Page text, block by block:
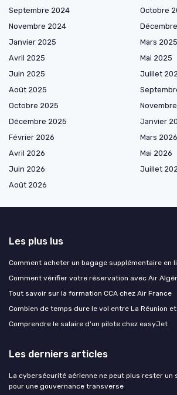
Septembre 2024
Octobre
Novembre 2024
Janvier 2025
Mars 2025
Avril 2025
Mai 2025
Juin 2025
Juillet
Août 2025
Octobre 2025
Décembre 2025
Janvier
Février 2026
Mars 2026
Avril 2026
Mai 2026
Juin 2026
Juillet
Août 2026
Les plus lus
Comment acheter un bagage supplémentaire en
Comment vérifier votre réservation avec Air
Tout savoir sur la formation CCA chez Air France
Combien de temps dure le vol entre La Réunion et
Comprendre le salaire d'un pilote chez easyJet
Les derniers articles
La cybersécurité aérienne ne peut plus rester un
pour une gouvernance transverse